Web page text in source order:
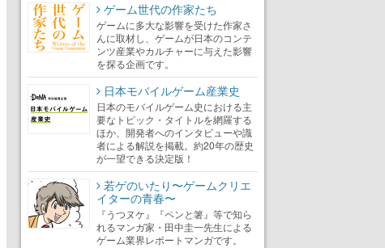
ゲーム世代の作家たち
ゲームに多大な影響を受けた作家さ
んに取材し、ゲームが日本のコンテ
ンツ産業やカルチャーに与えた影響
を探る企画です。
日本モバイルゲーム産業史
日本のモバイルゲーム史における主
要なトピック・タイトルを網羅する
ほか、開発者へのインタビューや識
者による解説を掲載。約20年の歴史
が一望できる決定版！
若ゲのいたり〜ゲームクリエ
イターの青春〜
『うつヌケ』『ペンと箸』等で知ら
れるマンガ家・田中圭一先生による
ゲーム業界レポートマンガです。